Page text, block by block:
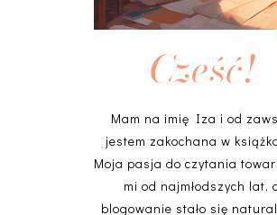
Cześć!
Mam na imię Iza i od
jestem zakochana w
Moja pasja do czytania
mi od najmłodszych lat,
blogowanie stało się